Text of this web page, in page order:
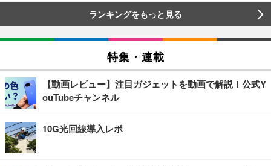
ランキングをもっと見る
特集・連載
【動画レビュー】注目ガジェットを動画で解説！公式Y
ouTubeチャンネル
10G光回線導入レポ